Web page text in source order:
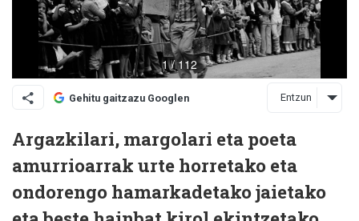
Gehitu gaitzazu Googlen Entzun
Argazkilari, margolari eta poeta
amurrioarrak urte horretako eta
ondorengo hamarkadetako jaietako